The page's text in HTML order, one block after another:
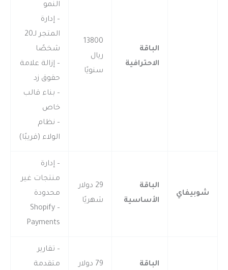
الباقة
الاحترافية
13800
ريال
سنويًا
النمو
– إدارة
المتجر لـ20
شخصًا
– إزالة علامة
حقوق زد
– بناء قالب
خاص
– نظام
الولاء (قريبًا)
شوبيفاي
الباقة
الأساسية
29 دولار
شهريًا
– إدارة
منتجات غير
محدودة
– Shopify
Payments
الباقة
79 دولار
– تقارير
متقدمة